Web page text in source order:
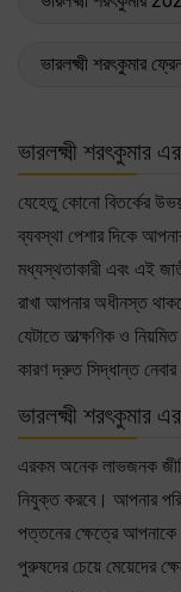
ভারলক্ষ্মী শরৎকুমার
ভারলক্ষ্মী শরৎকুমার
যেহেতু কোনো বিতর্কের
ব্যবস্থা পেশার দিকে
মধ্যস্থতাকারী এবং এই
রাখা আপনার অধীনস্ত
যেটাতে তাত্ক্ষণিক ও
কারণ দ্রুত সিদ্ধান্ত
ভারলক্ষ্মী শরৎকুমার
এরকম অনেক লাভজনক
নিযুক্ত করবে। আপনার
পত্তনের ক্ষেত্রে
পুরুষদের চেয়ে মেয়েদের